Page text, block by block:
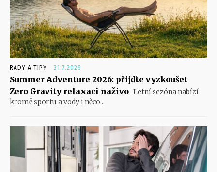
RADY A TIPY 31.7.2026
Summer Adventure 2026: přijďte vyzkoušet
Zero Gravity relaxaci naživo Letní sezóna nabízí
kromě sportu a vody i něco...